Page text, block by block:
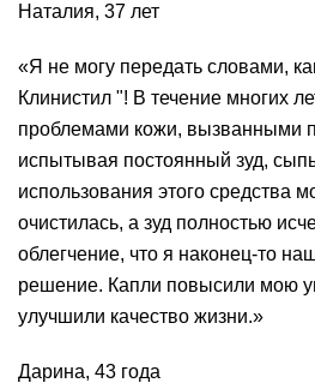
Наталия, 37 лет
«Я не могу передать словами,
Клинистил "! В течение многих
проблемами кожи, вызванными
испытывая постоянный зуд,
использования этого средства
очистилась, а зуд полностью
облегчение, что я наконец-то
решение. Капли повысили мою
улучшили качество жизни.»
Дарина, 43 года